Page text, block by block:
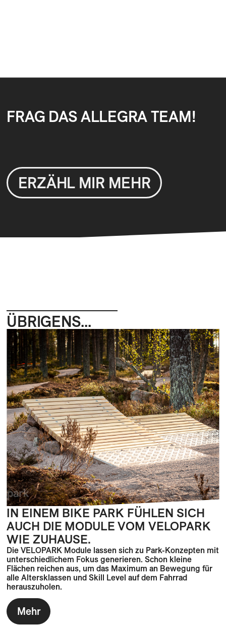
FRAG DAS ALLEGRA TEAM!
ERZÄHL MIR MEHR
ÜBRIGENS...
IN EINEM BIKE PARK FÜHLEN SICH
AUCH DIE MODULE VOM VELOPARK
WIE ZUHAUSE.
Die VELOPARK Module lassen sich zu Park-Konzepten mit
unterschiedlichem Fokus generieren. Schon kleine
Flächen reichen aus, um das Maximum an Bewegung für
alle Altersklassen und Skill Level auf dem Fahrrad
herauszuholen.
Mehr